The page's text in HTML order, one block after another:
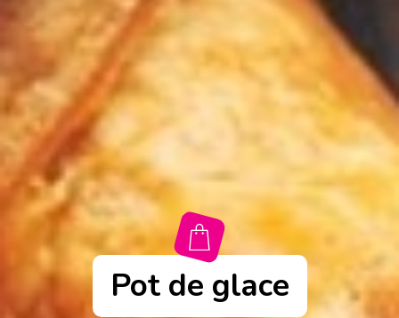
Pot de glace